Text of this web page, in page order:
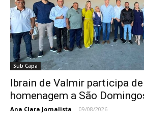
Sub Capa
Ibrain de Valmir participa
homenagem a São
Ana Clara Jornalista - 09/08/2026